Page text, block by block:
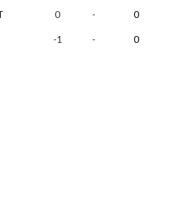
0 - 0
-1 - 0